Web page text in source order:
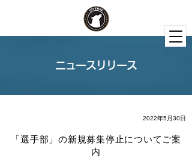
ニュースリリース
2022年5月30日
「選手部」の新規募集停止についてご案
内